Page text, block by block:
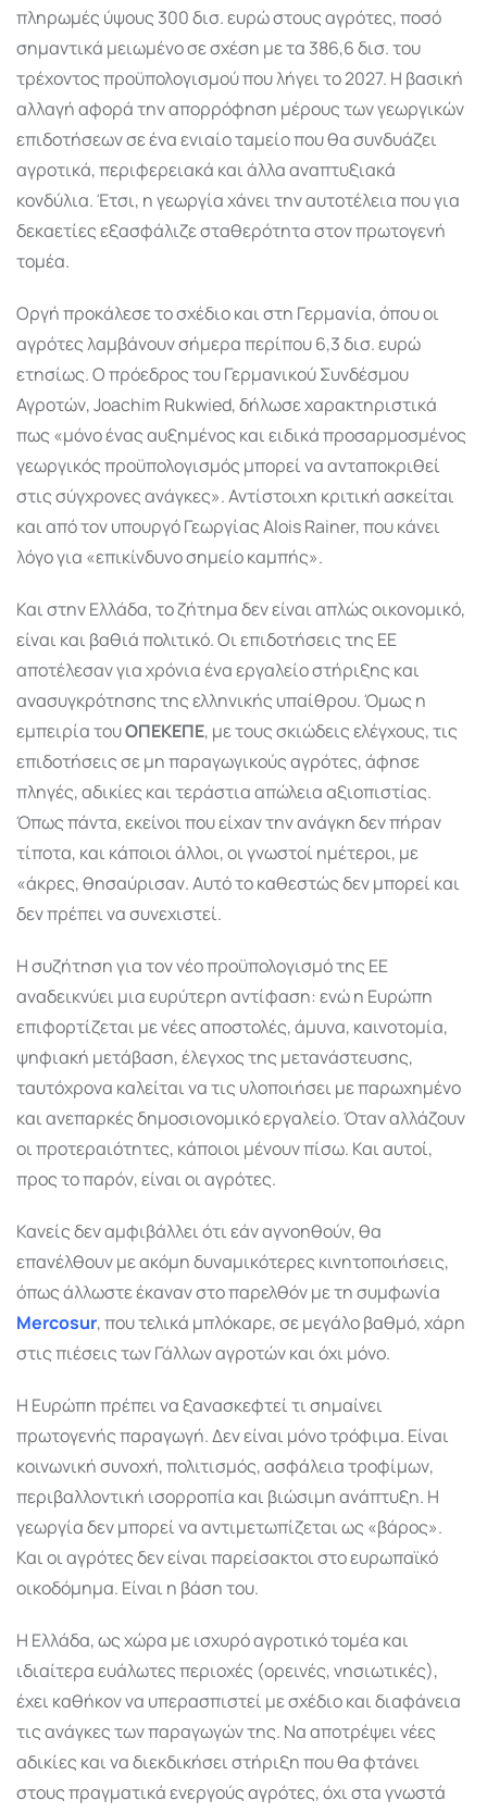
πληρωμές ύψους 300 δισ. ευρώ στους αγρότες, ποσό
σημαντικά μειωμένο σε σχέση με τα 386,6 δισ. του
τρέχοντος προϋπολογισμού που λήγει το 2027. Η βασική
αλλαγή αφορά την απορρόφηση μέρους των γεωργικών
επιδοτήσεων σε ένα ενιαίο ταμείο που θα συνδυάζει
αγροτικά, περιφερειακά και άλλα αναπτυξιακά
κονδύλια. Έτσι, η γεωργία χάνει την αυτοτέλεια που για
δεκαετίες εξασφάλιζε σταθερότητα στον πρωτογενή
τομέα.
Οργή προκάλεσε το σχέδιο και στη Γερμανία, όπου οι
αγρότες λαμβάνουν σήμερα περίπου 6,3 δισ. ευρώ
ετησίως. Ο πρόεδρος του Γερμανικού Συνδέσμου
Αγροτών, Joachim Rukwied, δήλωσε χαρακτηριστικά
πως «μόνο ένας αυξημένος και ειδικά προσαρμοσμένος
γεωργικός προϋπολογισμός μπορεί να ανταποκριθεί
στις σύγχρονες ανάγκες». Αντίστοιχη κριτική ασκείται
και από τον υπουργό Γεωργίας Alois Rainer, που κάνει
λόγο για «επικίνδυνο σημείο καμπής».
Και στην Ελλάδα, το ζήτημα δεν είναι απλώς οικονομικό,
είναι και βαθιά πολιτικό. Οι επιδοτήσεις της ΕΕ
αποτέλεσαν για χρόνια ένα εργαλείο στήριξης και
ανασυγκρότησης της ελληνικής υπαίθρου. Όμως η
εμπειρία τουΟΠΕΚΕΠΕ, με τους σκιώδεις ελέγχους, τις
επιδοτήσεις σε μη παραγωγικούς αγρότες, άφησε
πληγές, αδικίες και τεράστια απώλεια αξιοπιστίας.
Όπως πάντα, εκείνοι που είχαν την ανάγκη δεν πήραν
τίποτα, και κάποιοι άλλοι, οι γνωστοί ημέτεροι, με
«άκρες, θησαύρισαν. Αυτό το καθεστώς δεν μπορεί και
δεν πρέπει να συνεχιστεί.
Η συζήτηση για τον νέο προϋπολογισμό της ΕΕ
αναδεικνύει μια ευρύτερη αντίφαση: ενώ η Ευρώπη
επιφορτίζεται με νέες αποστολές, άμυνα, καινοτομία,
ψηφιακή μετάβαση, έλεγχος της μετανάστευσης,
ταυτόχρονα καλείται να τις υλοποιήσει με παρωχημένο
και ανεπαρκές δημοσιονομικό εργαλείο. Όταν αλλάζουν
οι προτεραιότητες, κάποιοι μένουν πίσω. Και αυτοί,
προς το παρόν, είναι οι αγρότες.
Κανείς δεν αμφιβάλλει ότι εάν αγνοηθούν, θα
επανέλθουν με ακόμη δυναμικότερες κινητοποιήσεις,
όπως άλλωστε έκαναν στο παρελθόν με τη συμφωνία
Mercosur, που τελικά μπλόκαρε, σε μεγάλο βαθμό, χάρη
στις πιέσεις των Γάλλων αγροτών και όχι μόνο.
Η Ευρώπη πρέπει να ξανασκεφτεί τι σημαίνει
πρωτογενής παραγωγή. Δεν είναι μόνο τρόφιμα. Είναι
κοινωνική συνοχή, πολιτισμός, ασφάλεια τροφίμων,
περιβαλλοντική ισορροπία και βιώσιμη ανάπτυξη. Η
γεωργία δεν μπορεί να αντιμετωπίζεται ως «βάρος».
Και οι αγρότες δεν είναι παρείσακτοι στο ευρωπαϊκό
οικοδόμημα. Είναι η βάση του.
Η Ελλάδα, ως χώρα με ισχυρό αγροτικό τομέα και
ιδιαίτερα ευάλωτες περιοχές (ορεινές, νησιωτικές),
έχει καθήκον να υπερασπιστεί με σχέδιο και διαφάνεια
τις ανάγκες των παραγωγών της. Να αποτρέψει νέες
αδικίες και να διεκδικήσει στήριξη που θα φτάνει
στους πραγματικά ενεργούς αγρότες, όχι στα γνωστά